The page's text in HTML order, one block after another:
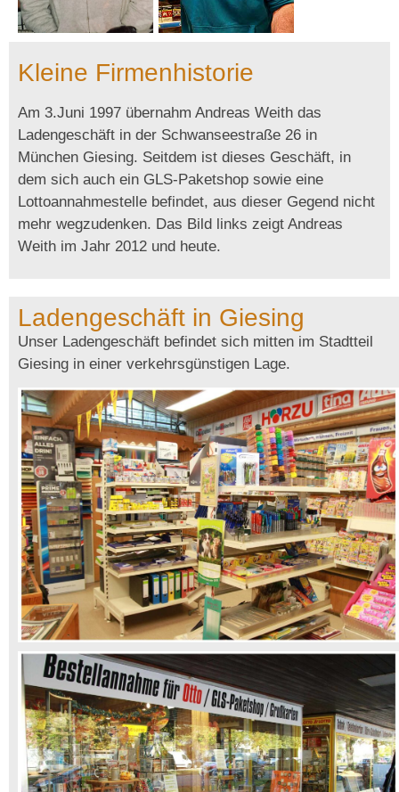
Kleine Firmenhistorie
Am 3.Juni 1997 übernahm Andreas Weith das
Ladengeschäft in der Schwanseestraße 26 in
München Giesing. Seitdem ist dieses Geschäft, in
dem sich auch ein GLS-Paketshop sowie eine
Lottoannahmestelle befindet, aus dieser Gegend nicht
mehr wegzudenken. Das Bild links zeigt Andreas
Weith im Jahr 2012 und heute.
Ladengeschäft in Giesing
Unser Ladengeschäft befindet sich mitten im Stadtteil
Giesing in einer verkehrsgünstigen Lage.